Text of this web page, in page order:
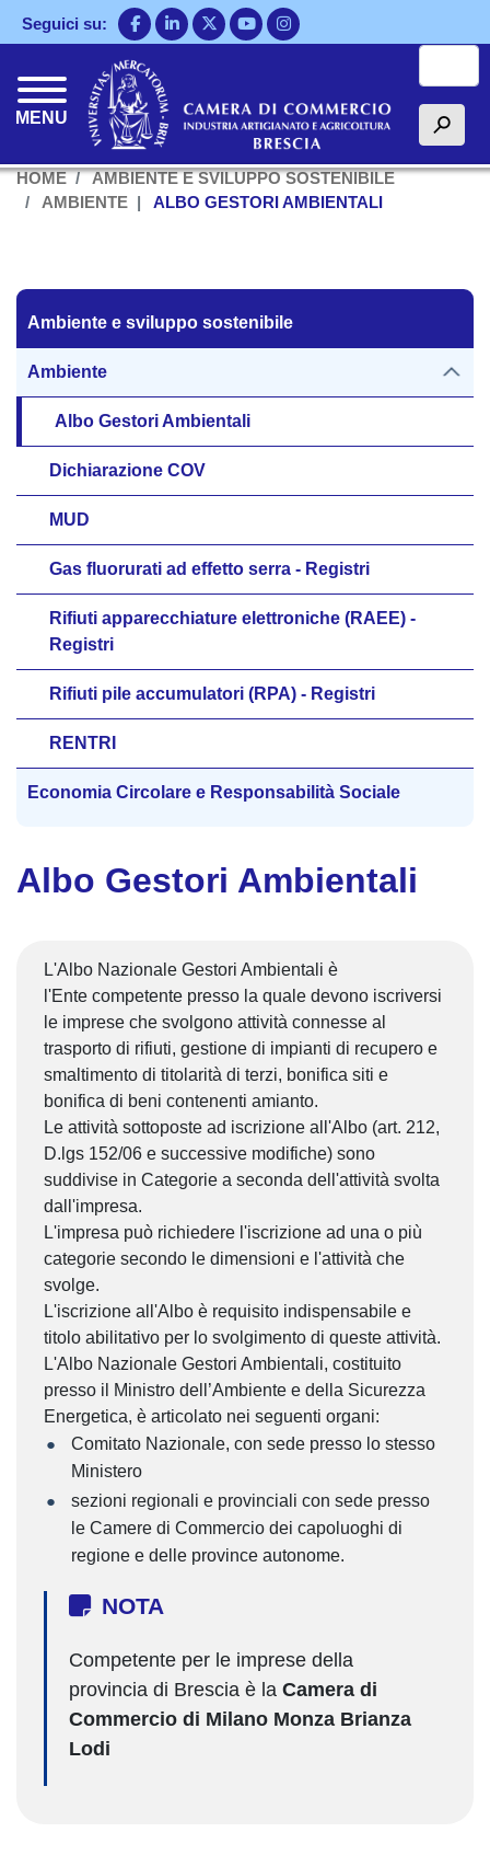
Salta
al
Seguici su:
MENU h
HOME
AMBIENTE E SVILUPPO SOSTENIBILE
AMBIENTE
ALBO GESTORI AMBIENTALI
Albo Gestori Ambientali
L'Albo Nazionale Gestori Ambientali è
l'Ente competente presso la quale devono iscriversi
le imprese che svolgono attività connesse al
trasporto di rifiuti, gestione di impianti di recupero e
smaltimento di titolarità di terzi, bonifica siti e
bonifica di beni contenenti amianto.
Le attività sottoposte ad iscrizione all'Albo (art. 212,
D.lgs 152/06 e successive modifiche) sono
suddivise in Categorie a seconda dell'attività svolta
dall'impresa.
L'impresa può richiedere l'iscrizione ad una o più
categorie secondo le dimensioni e l'attività che
svolge.
L'iscrizione all'Albo è requisito indispensabile e
titolo abilitativo per lo svolgimento di queste attività.
L'Albo Nazionale Gestori Ambientali, costituito
presso il Ministro dell’Ambiente e della Sicurezza
Energetica, è articolato nei seguenti organi:
Comitato Nazionale, con sede presso lo stesso
Ministero
sezioni regionali e provinciali con sede presso
le Camere di Commercio dei capoluoghi di
regione e delle province autonome.
NOTA
Competente per le imprese della
provincia di Brescia è la Camera di
Commercio di Milano Monza Brianza
Lodi
Ambiente e sviluppo sostenibile
Ambiente e sviluppo sostenibile
Ambiente
Albo Gestori Ambientali
Dichiarazione COV
MUD
Gas fluorurati ad effetto serra - Registri
Rifiuti apparecchiature elettroniche (RAEE) -
Registri
Rifiuti pile accumulatori (RPA) - Registri
RENTRI
Economia Circolare e Responsabilità Sociale